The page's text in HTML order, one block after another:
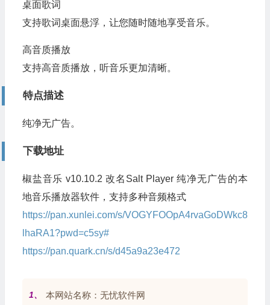
桌面歌词
支持歌词桌面悬浮，让您随时随地享受音乐。
高音质播放
支持高音质播放，听音乐更加清晰。
特点描述
纯净无广告。
下载地址
椒盐音乐 v10.10.2 改名Salt Player 纯净无广告的本
地音乐播放器软件，支持多种音频格式
https://pan.xunlei.com/s/VOGYFOOpA4rvaGoDWkc8
lhaRA1?pwd=c5sy#
https://pan.quark.cn/s/d45a9a23e472
1、 本网站名称：无忧软件网